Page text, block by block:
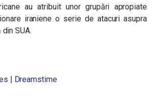
au atribuit unor grupări apropiate
iraniene o serie de atacuri asupra
SUA.
| Dreamstime